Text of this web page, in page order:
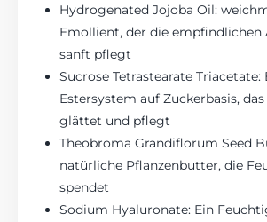
Hydrogenated Jojoba Oil:
Emollient, der die empfindlichen
sanft pflegt
Sucrose Tetrastearate Triacetate:
Estersystem auf Zuckerbasis,
glättet und pflegt
Theobroma Grandiflorum Seed
natürliche Pflanzenbutter, die
spendet
Sodium Hyaluronate: Ein